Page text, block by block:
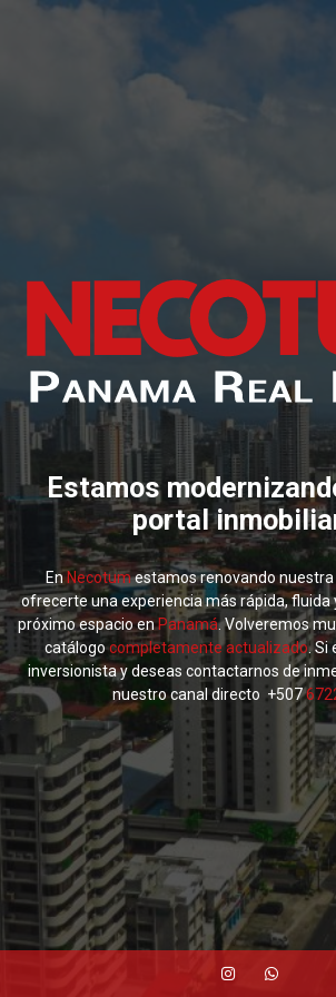
Estamos
portal
EnNecotumestamos renovando
ofrecerte una experiencia más rápida, fluida
próximo espacio enPanamá. Volveremos
catálogocompletamente actualizado. Si
inversionista y deseas contactarnos de
nuestro canal directo +507